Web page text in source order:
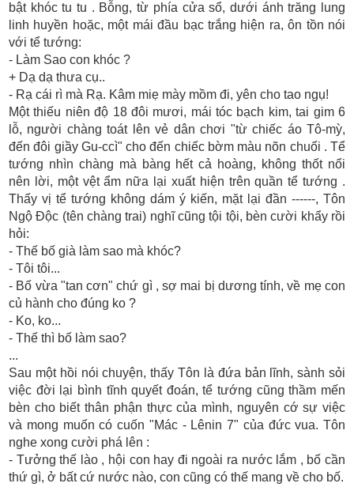
bật khóc tu tu . Bỗng, từ phía cửa sổ, dưới ánh trăng lung
linh huyền hoặc, một mái đầu bạc trắng hiện ra, ôn tồn nói
với tể tướng:
- Làm Sao con khóc ?
+ Dạ dạ thưa cụ..
- Rạ cái rì mà Rạ. Kâm miẹ mày mồm đi, yên cho tao ngụ!
Một thiếu niên độ 18 đôi mươi, mái tóc bạch kim, tai gim 6
lỗ, người chàng toát lên vẻ dân chơi "từ chiếc áo Tô-mỳ,
đến đôi giầy Gu-ccì" cho đến chiếc bờm màu nõn chuối . Tể
tướng nhìn chàng mà bàng hết cả hoàng, không thốt nổi
nên lời, một vệt ẩm nữa lại xuất hiện trên quần tể tướng .
Thấy vị tể tướng không dám ý kiến, mặt lại đần ------, Tôn
Ngộ Độc (tên chàng trai) nghĩ cũng tội tội, bèn cười khẩy rồi
hỏi:
- Thế bố già làm sao mà khóc?
- Tôi tôi...
- Bố vừa "tan cơn" chứ gì , sợ mai bị dương tính, về mẹ con
củ hành cho đúng ko ?
- Ko, ko...
- Thế thì bố làm sao?
...
Sau một hồi nói chuyện, thấy Tôn là đứa bản lĩnh, sành sỏi
việc đời lại bình tĩnh quyết đoán, tể tướng cũng thầm mến
bèn cho biết thân phận thực của mình, nguyên cớ sự việc
và mong muốn có cuốn "Mác - Lênin 7" của đức vua. Tôn
nghe xong cười phá lên :
- Tưởng thế lào , hội con hay đi ngoài ra nước lắm , bố cần
thứ gì, ở bất cứ nước nào, con cũng có thế mang về cho bố.